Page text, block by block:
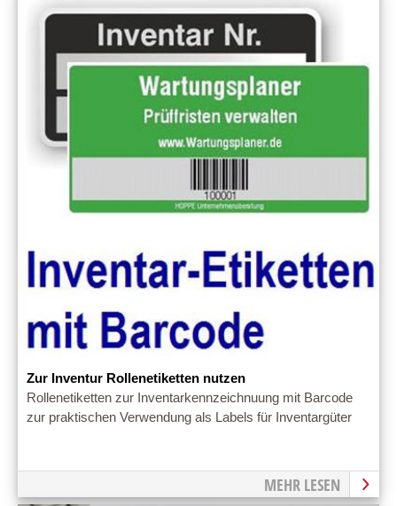
Zur Inventur Rollenetiketten nutzen
Rollenetiketten zur Inventarkennzeichnuung mit Barcode
zur praktischen Verwendung als Labels für Inventargüter
MEHR LESEN